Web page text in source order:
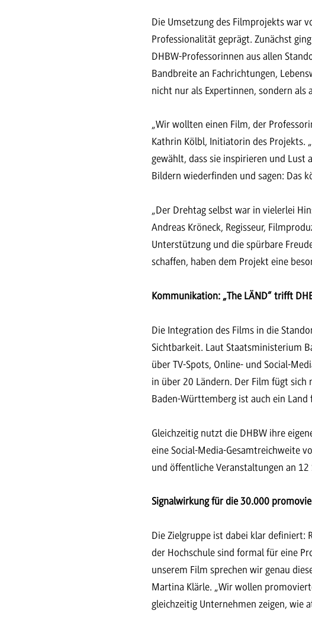
Die Umsetzung des Filmprojekts war
Professionalität geprägt. Zunächst
DHBW-Professorinnen aus allen
Bandbreite an Fachrichtungen,
nicht nur als Expertinnen, sondern als
„Wir wollten einen Film, der
Kathrin Kölbl, Initiatorin des Projekts.
gewählt, dass sie inspirieren und Lust
Bildern wiederfinden und sagen: Das
„Der Drehtag selbst war in vielerlei
Andreas Kröneck, Regisseur,
Unterstützung und die spürbare
schaffen, haben dem Projekt eine
Kommunikation: „The LÄND“ trifft
Die Integration des Films in die
Sichtbarkeit. Laut Staatsministerium
über TV-Spots, Online- und Social-
in über 20 Ländern. Der Film fügt sich
Baden-Württemberg ist auch ein Land
Gleichzeitig nutzt die DHBW ihre
eine Social-Media-Gesamtreichweite
und öffentliche Veranstaltungen an 12
Signalwirkung für die 30.000
Die Zielgruppe ist dabei klar definiert:
der Hochschule sind formal für eine
unserem Film sprechen wir genau
Martina Klärle. „Wir wollen
gleichzeitig Unternehmen zeigen, wie